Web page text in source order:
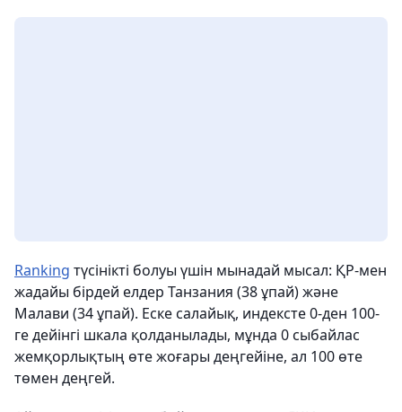
Ranking түсінікті болуы үшін мынадай мысал: ҚР-мен
жадайы бірдей елдер Танзания (38 ұпай) және
Малави (34 ұпай). Еске салайық, индексте 0-ден 100-
ге дейінгі шкала қолданылады, мұнда 0 сыбайлас
жемқорлықтың өте жоғары деңгейіне, ал 100 өте
төмен деңгей.